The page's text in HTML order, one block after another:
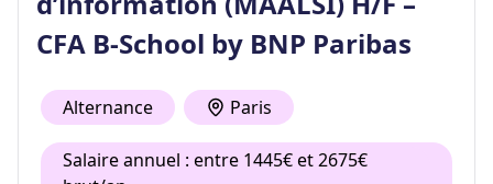
CFA B-School by BNP Paribas
Alternance Paris
Salaire annuel : entre 1445€ et 2675€